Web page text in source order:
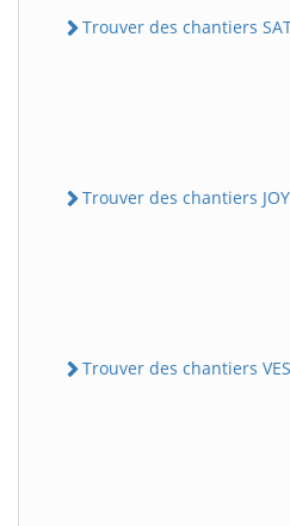
Trouver des chantiers
Trouver des chantiers
Trouver des chantiers